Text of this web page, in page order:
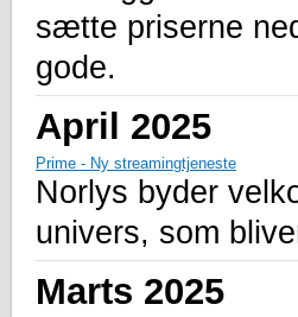
sætte priserne
gode.
April 2025
Prime - Ny streamingtjeneste
Norlys byder
univers, som
Marts 2025